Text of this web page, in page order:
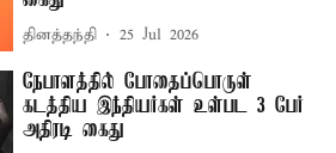
தினத்தந்தி 25 Jul 2026
நேபாளத்தில் போதைப்பொருள்
கடத்திய இந்தியர்கள் உள்பட 3 பேர்
அதிரடி கைது